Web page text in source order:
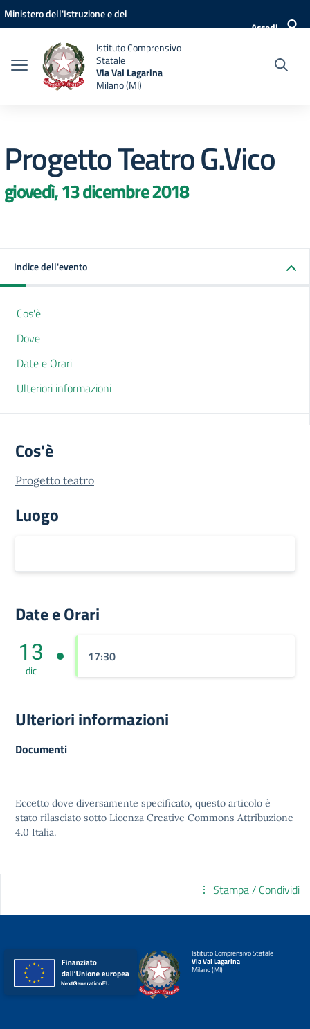
Vai ai contenuti
Vai al menu di navigazione
Vai al footer
Ministero dell'Istruzione e del
Accedi
Istituto Comprensivo
Statale
Via Val Lagarina
Milano (MI)
Progetto Teatro G.Vico
giovedì, 13 dicembre 2018
Indice dell'evento
Cos'è
Dove
Date e Orari
Ulteriori informazioni
Cos'è
Progetto teatro
Luogo
Date e Orari
13
dic
17:30
Ulteriori informazioni
Documenti
Eccetto dove diversamente specificato, questo articolo è
stato rilasciato sotto Licenza Creative Commons Attribuzione
4.0 Italia.
Stampa / Condividi
Istituto Comprensivo Statale
Via Val Lagarina
Milano (MI)